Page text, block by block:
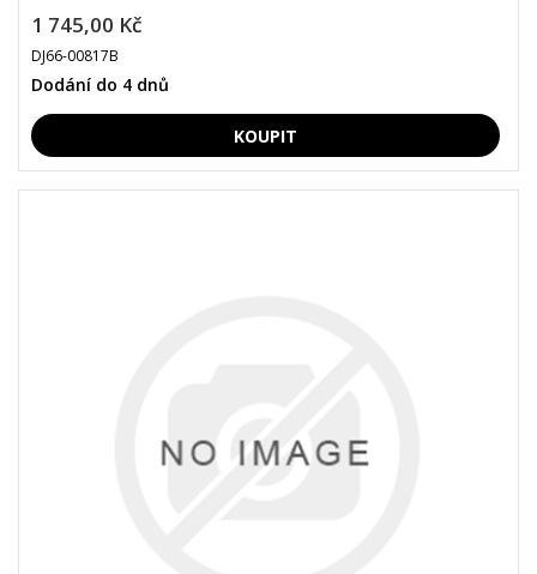
1 745,00 Kč
DJ66-00817B
Dodání do 4 dnů